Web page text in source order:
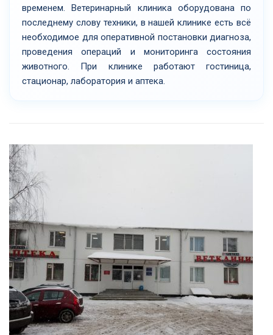
временем. Ветеринарный клиника оборудована по
последнему слову техники, в нашей клинике есть всё
необходимое для оперативной постановки диагноза,
проведения операций и мониторинга состояния
животного. При клинике работают гостиница,
стационар, лаборатория и аптека.